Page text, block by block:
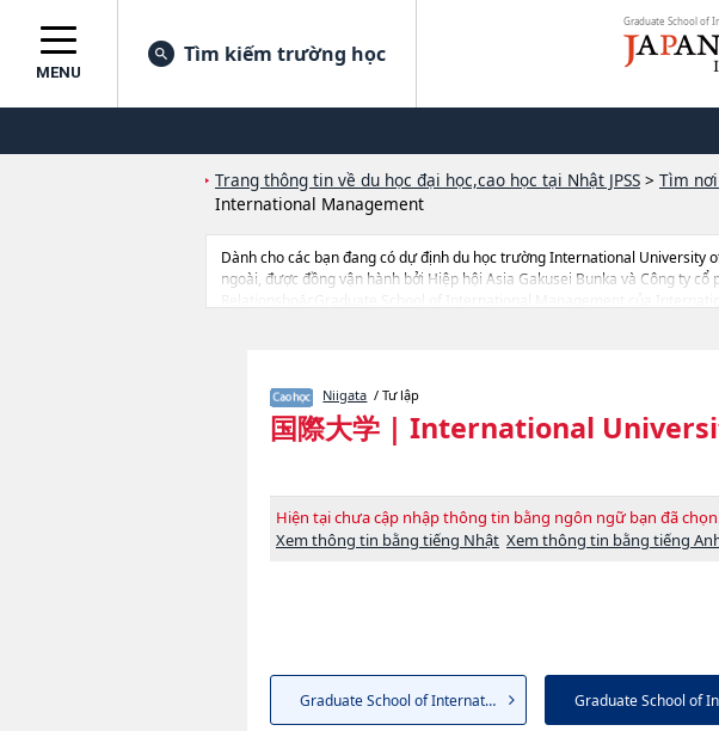
MENU
Tìm kiếm trường học
Trang thông tin về du học đại học,cao học tại Nhật JPSS > Tìm
International Management
Dành cho các bạn đang có dự định du học trường International University
ngoài, được đồng vận hành bởi Hiệp hội Asia Gakusei Bunka và Công ty
RelationshoặcGraduate School of International Management của
Niigata / Tư lập
国際大学 | International
Hiện tại chưa cập nhập thông tin bằng ngôn ngữ bạn đã
Xem thông tin bằng tiếng Nhật Xem thông tin bằng tiếng
Graduate School of Internatio...